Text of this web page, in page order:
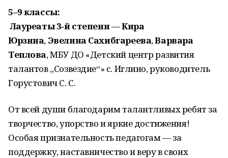
5–9 классы:
Лауреаты 3‑й степени—Кира
Юрзина, Эвелина Сахибгареева,Варвара
Теплова, МБУ ДО «Детский центр развития
талантов „Созвездие“» с. Иглино, руководитель
Горустович С. С.
От всей души благодарим талантливых ребят за
творчество, упорство и яркие достижения!
Особая признательность педагогам — за
поддержку, наставничество и веру в своих